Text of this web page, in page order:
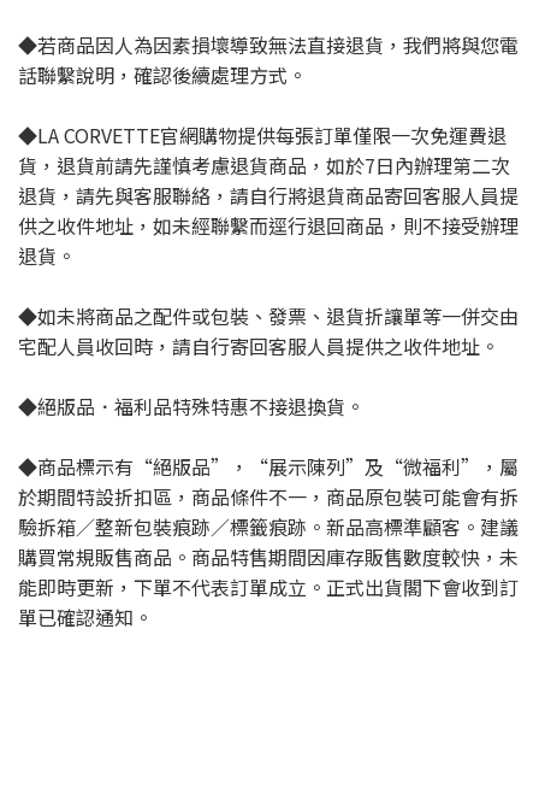
◆若商品因人為因素損壞導致無法直接退貨，我們將與您電
話聯繫說明，確認後續處理方式。
◆LA CORVETTE官網購物提供每張訂單僅限一次免運費退
貨，退貨前請先謹慎考慮退貨商品，如於7日內辦理第二次
退貨，請先與客服聯絡，請自行將退貨商品寄回客服人員提
供之收件地址，如未經聯繫而逕行退回商品，則不接受辦理
退貨。
◆如未將商品之配件或包裝、發票、退貨折讓單等一併交由
宅配人員收回時，請自行寄回客服人員提供之收件地址。
◆絕版品．福利品特殊特惠不接退換貨。
◆商品標示有“絕版品”，“展示陳列”及“微福利”，屬
於期間特設折扣區，商品條件不一，商品原包裝可能會有拆
驗拆箱／整新包裝痕跡／標籤痕跡。新品高標準顧客。建議
購買常規販售商品。商品特售期間因庫存販售數度較快，未
能即時更新，下單不代表訂單成立。正式出貨閣下會收到訂
單已確認通知。